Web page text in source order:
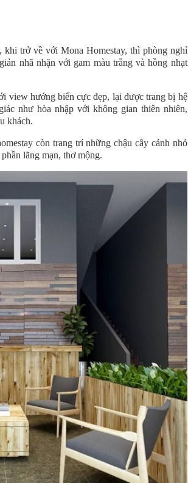
khi trở về với Mona Homestay, thì phòng nghỉ
nhã nhặn với gam màu trắng và hồng nhạt
view hướng biển cực đẹp, lại được trang bị hệ
như hòa nhập với không gian thiên nhiên,
khách.
còn trang trí những chậu cây cảnh nhỏ
lãng mạn, thơ mộng.